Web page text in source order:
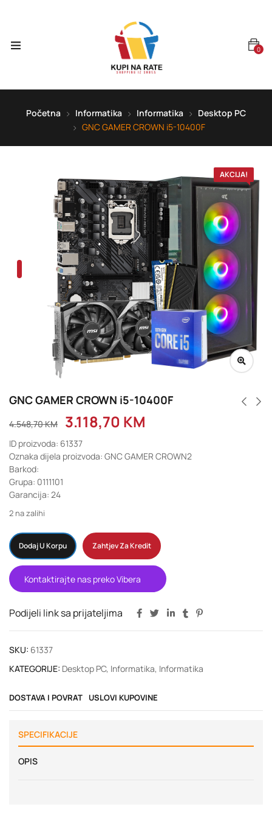
0
Početna Informatika Informatika
Desktop PC
GNC GAMER CROWN i5-10400F
AKCIJA!
GNC GAMER CROWN i5-10400F
4.548,70KM 3.118,70 KM
ID proizvoda: 61337
Oznaka dijela proizvoda: GNC GAMER CROWN2
Barkod:
Grupa: 0111101
Garancija: 24
2 na zalihi
Dodaj U Korpu Zahtjev Za Kredit
Kontaktirajte nas preko Vibera
Podijeli link sa prijateljima
SKU: 61337
KATEGORIJE: Desktop PC, Informatika, Informatika
DOSTAVA I POVRAT USLOVI KUPOVINE
SPECIFIKACIJE
OPIS